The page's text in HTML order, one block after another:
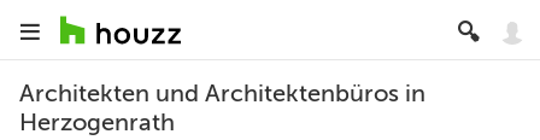
Architekten und Architektenbüros in
Herzogenrath